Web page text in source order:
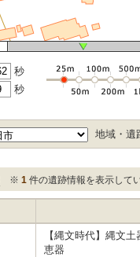
秒
秒
地域・遺
※ 1 件の遺跡情報を表示して
【縄文時代】縄文
恵器